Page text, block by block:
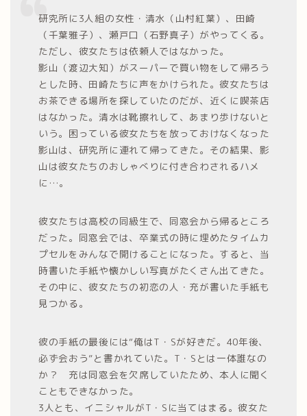
研究所に3人組の女性・清水（山村紅葉）、田崎
（千葉雅子）、瀬戸口（石野真子）がやってくる。
ただし、彼女たちは依頼人ではなかった。
影山（渡辺大知）がスーパーで買い物をして帰ろう
とした時、田崎たちに声をかけられた。彼女たちは
お茶できる場所を探していたのだが、近くに喫茶店
はなかった。清水は靴擦れして、あまり歩けないと
いう。困っている彼女たちを放っておけなくなった
影山は、研究所に連れて帰ってきた。その結果、影
山は彼女たちのおしゃべりに付き合わされるハメ
に…。
彼女たちは高校の同級生で、同窓会から帰るところ
だった。同窓会では、卒業式の時に埋めたタイムカ
プセルをみんなで開けることになった。すると、当
時書いた手紙や懐かしい写真がたくさん出てきた。
その中に、彼女たちの初恋の人・充が書いた手紙も
見つかる。
彼の手紙の最後には“俺はT・Sが好きだ。40年後、
必ず会おう”と書かれていた。T・Sとは一体誰なの
か？ 充は同窓会を欠席していたため、本人に聞く
こともできなかった。
3人とも、イニシャルがT・Sに当てはまる。彼女た